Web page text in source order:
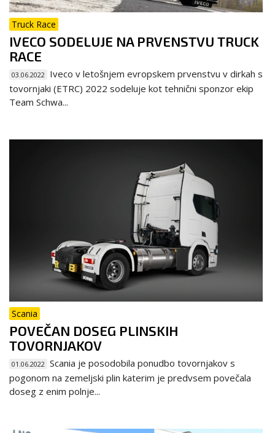
Truck Race
IVECO SODELUJE NA PRVENSTVU TRUCK
RACE
03.06.2022
Iveco v letošnjem evropskem prvenstvu v dirkah s
tovornjaki (ETRC) 2022 sodeluje kot tehnični sponzor ekip
Team Schwa...
Scania
POVEČAN DOSEG PLINSKIH
TOVORNJAKOV
01.06.2022 Scania je posodobila ponudbo tovornjakov s
pogonom na zemeljski plin katerim je predvsem povečala
doseg z enim polnje...